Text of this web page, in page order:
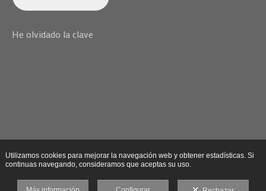
He olvidado la clave
Utilizamos cookies para mejorar la navegación web y obtener estadísticas. Si
continuas navegando, consideramos que aceptas su uso.